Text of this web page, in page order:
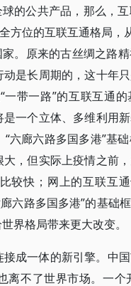
的公共产品，那么，
方位的互联互通格局，
。原来的古丝绸之路
是长周期的，这十年
带一路”的互联互通
一个立体、多维利用
六廊六路多国多港”基
，但实际上疫情之前
较快；网上的互联互
六路多国多港”的基础
界格局带来更大改变。
成一体的新引擎。中
离不了世界市场。一